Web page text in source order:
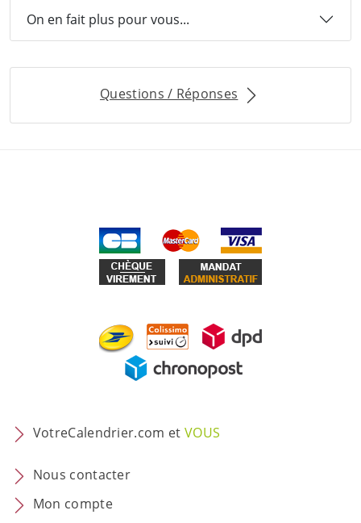
On en fait plus pour vous...
Questions / Réponses
VotreCalendrier.com etVOUS
Nous contacter
Mon compte